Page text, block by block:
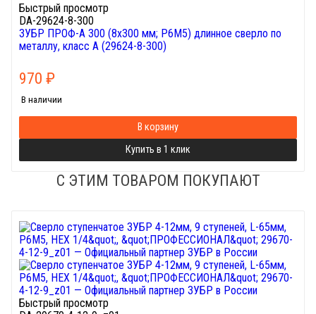
Быстрый просмотр
DA-29624-8-300
ЗУБР ПРОФ-А 300 (8х300 мм; Р6М5) длинное сверло по
металлу, класс А (29624-8-300)
970 ₽
В наличии
В корзину
Купить в 1 клик
С ЭТИМ ТОВАРОМ ПОКУПАЮТ
Быстрый просмотр